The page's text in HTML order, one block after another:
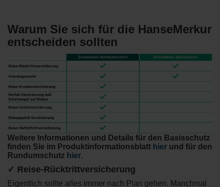
Warum Sie sich für die HanseMerkur
entscheiden sollten
Weitere Informationen und Details für den Basisschutz
finden Sie im Produktinformationsblatt hier und für den
Rundumschutz hier.
✓ Reise-Rücktrittversicherung
Eigentlich sollte alles immer nach Plan gehen. Manchmal